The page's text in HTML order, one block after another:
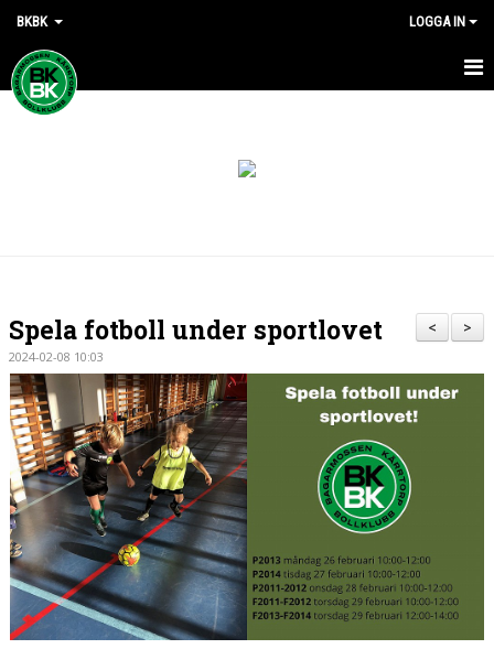
BKBK LOGGA IN
HEM
>
<
Spela fotboll under sportlovet
2024-02-08 10:03